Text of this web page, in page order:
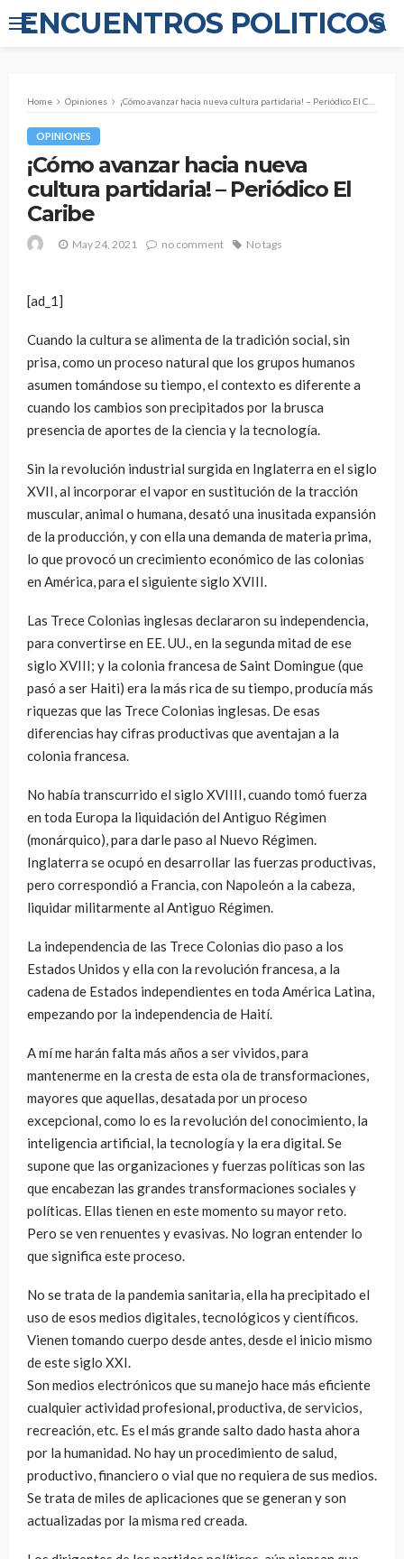
ENCUENTROS POLITICOS
Home Opiniones ¡Cómo avanzar hacia nueva cultura partidaria! – Periódico El Caribe
OPINIONES
¡Cómo avanzar hacia nueva
cultura partidaria! – Periódico El
Caribe
May 24, 2021 no comment No tags
[ad_1]
Cuando la cultura se alimenta de la tradición social, sin
prisa, como un proceso natural que los grupos humanos
asumen tomándose su tiempo, el contexto es diferente a
cuando los cambios son precipitados por la brusca
presencia de aportes de la ciencia y la tecnología.
Sin la revolución industrial surgida en Inglaterra en el siglo
XVII, al incorporar el vapor en sustitución de la tracción
muscular, animal o humana, desató una inusitada expansión
de la producción, y con ella una demanda de materia prima,
lo que provocó un crecimiento económico de las colonias
en América, para el siguiente siglo XVIII.
Las Trece Colonias inglesas declararon su independencia,
para convertirse en EE. UU., en la segunda mitad de ese
siglo XVIII; y la colonia francesa de Saint Domingue (que
pasó a ser Haiti) era la más rica de su tiempo, producía más
riquezas que las Trece Colonias inglesas. De esas
diferencias hay cifras productivas que aventajan a la
colonia francesa.
No había transcurrido el siglo XVIIII, cuando tomó fuerza
en toda Europa la liquidación del Antiguo Régimen
(monárquico), para darle paso al Nuevo Régimen.
Inglaterra se ocupó en desarrollar las fuerzas productivas,
pero correspondió a Francia, con Napoleón a la cabeza,
liquidar militarmente al Antiguo Régimen.
La independencia de las Trece Colonias dio paso a los
Estados Unidos y ella con la revolución francesa, a la
cadena de Estados independientes en toda América Latina,
empezando por la independencia de Haití.
A mí me harán falta más años a ser vividos, para
mantenerme en la cresta de esta ola de transformaciones,
mayores que aquellas, desatada por un proceso
excepcional, como lo es la revolución del conocimiento, la
inteligencia artificial, la tecnología y la era digital. Se
supone que las organizaciones y fuerzas políticas son las
que encabezan las grandes transformaciones sociales y
políticas. Ellas tienen en este momento su mayor reto.
Pero se ven renuentes y evasivas. No logran entender lo
que significa este proceso.
No se trata de la pandemia sanitaria, ella ha precipitado el
uso de esos medios digitales, tecnológicos y científicos.
Vienen tomando cuerpo desde antes, desde el inicio mismo
de este siglo XXI.
Son medios electrónicos que su manejo hace más eficiente
cualquier actividad profesional, productiva, de servicios,
recreación, etc. Es el más grande salto dado hasta ahora
por la humanidad. No hay un procedimiento de salud,
productivo, financiero o vial que no requiera de sus medios.
Se trata de miles de aplicaciones que se generan y son
actualizadas por la misma red creada.